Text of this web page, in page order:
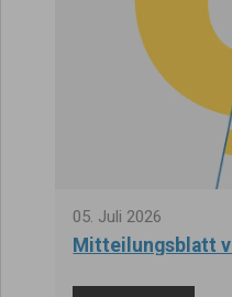
05. Juli 2026
Mitteilungsblatt